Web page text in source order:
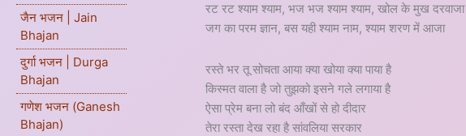
जैन भजन | Jain
Bhajan
दुर्गा भजन | Durga
Bhajan
गणेश भजन (Ganesh
Bhajan)
रट रट श्याम श्याम, भज भज श्याम श्याम, खोल के मुख दरवाजा
जग का परम ज्ञान, बस यही श्याम नाम, श्याम शरण में आजा
रस्ते भर तू सोचता आया क्या खोया क्या पाया है
किस्मत वाला है जो तुझको इसने गले लगाया है
ऐसा प्रेम बना लो बंद आँखों से हो दीदार
तेरा रस्ता देख रहा है सांवलिया सरकार